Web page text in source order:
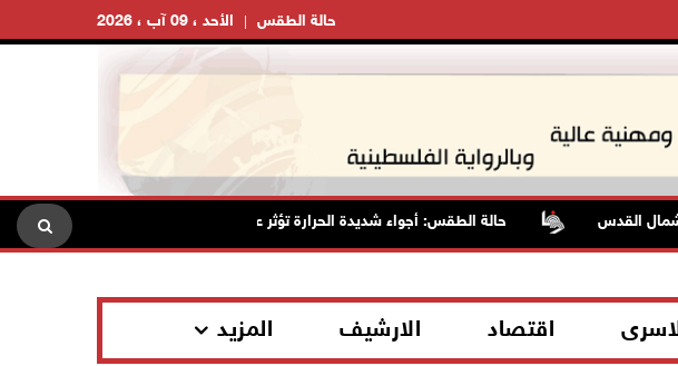
الأحد ، 09 آب ، 2026 حالة الطقس
القدس حالة الطقس: أجواء شديدة الحرارة تؤثر على البلاد بدءا من اليوم مصر:
اقتصاد الارشيف المزيد